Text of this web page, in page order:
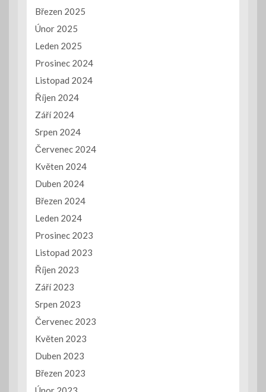
Březen 2025
Únor 2025
Leden 2025
Prosinec 2024
Listopad 2024
Říjen 2024
Září 2024
Srpen 2024
Červenec 2024
Květen 2024
Duben 2024
Březen 2024
Leden 2024
Prosinec 2023
Listopad 2023
Říjen 2023
Září 2023
Srpen 2023
Červenec 2023
Květen 2023
Duben 2023
Březen 2023